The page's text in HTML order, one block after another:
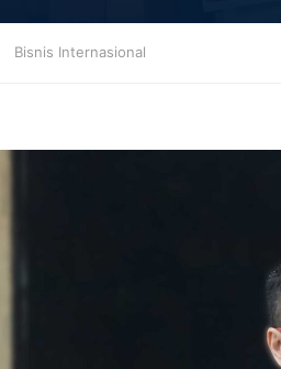
Bisnis Internasional